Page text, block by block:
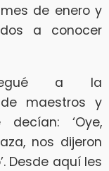
de enero y
a conocer
llegué a la
maestros y
‘Oye,
nos dijeron
Desde aquí les